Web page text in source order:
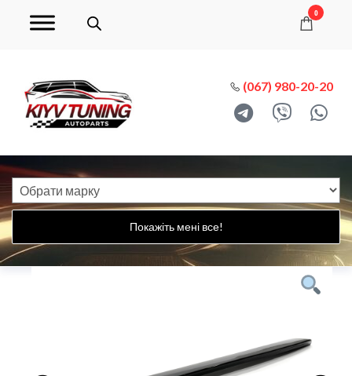
0
(067) 980-20-20
Покажіть мені все!